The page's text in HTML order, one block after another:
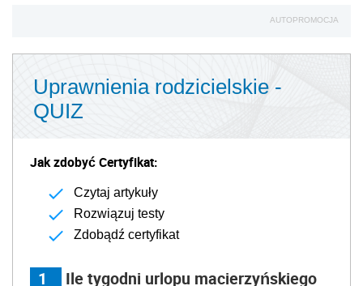
AUTOPROMOCJA
Uprawnienia rodzicielskie -
QUIZ
Jak zdobyć Certyfikat:
Czytaj artykuły
Rozwiązuj testy
Zdobądź certyfikat
1
Ile tygodni urlopu macierzyńskiego